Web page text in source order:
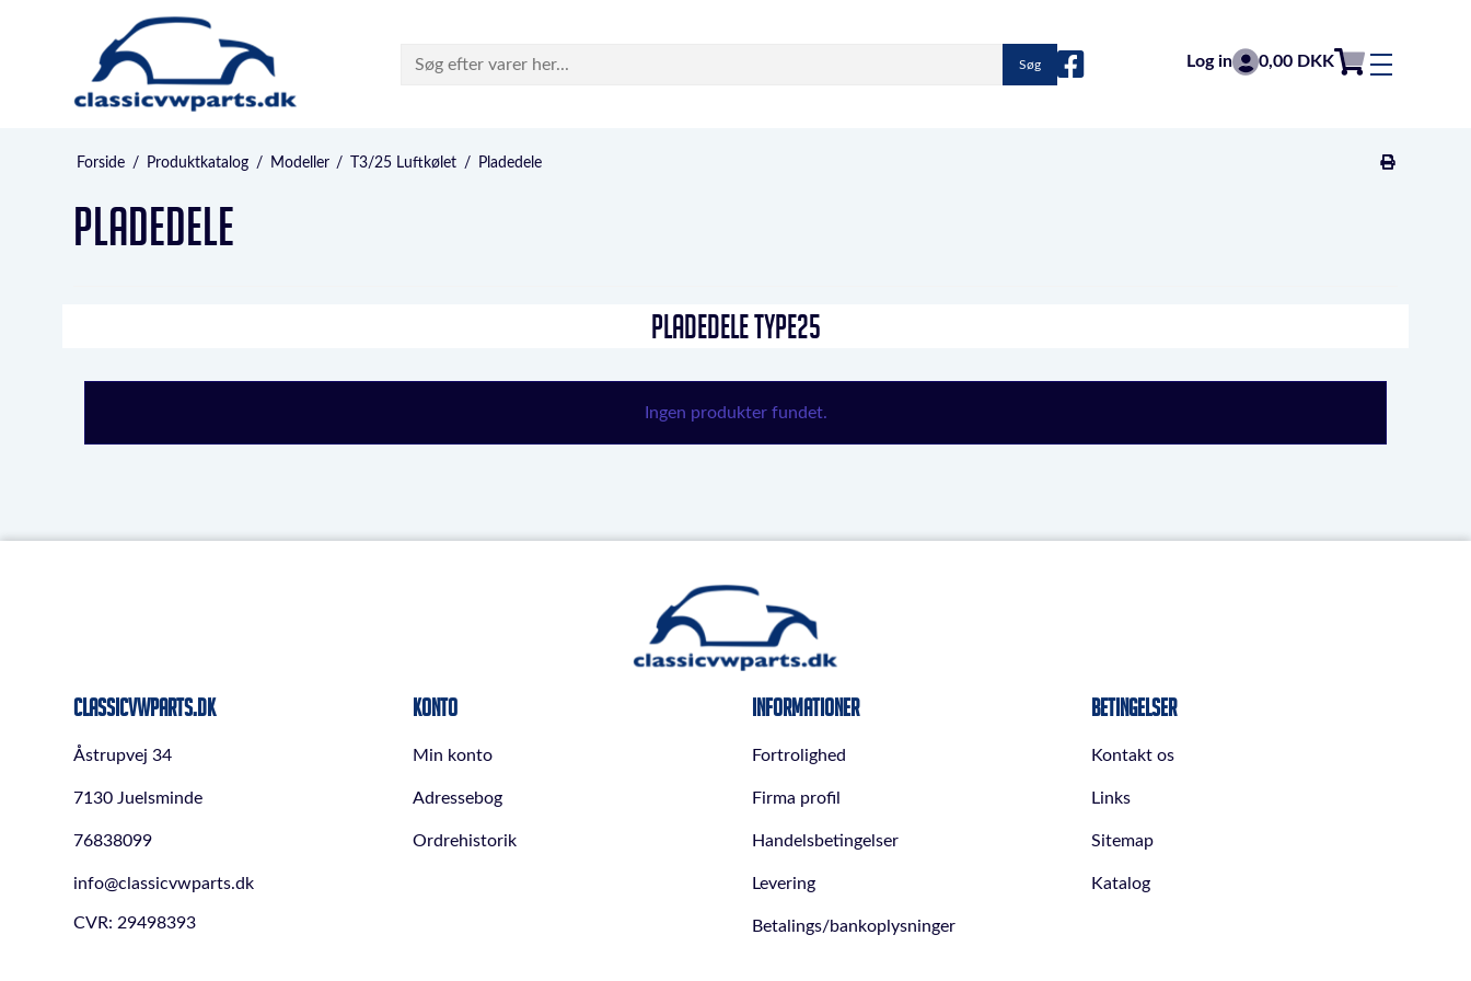
Søg Log in 0,00 DKK
Forside / Produktkatalog / Modeller / T3/25 Luftkølet / Pladedele
Pladedele
PLADEDELE TYPE25
Ingen produkter fundet.
ClassicVWParts.dk
Åstrupvej 34
7130 Juelsminde
76838099
info@classicvwparts.dk
CVR: 29498393
Konto
Min konto
Adressebog
Ordrehistorik
Informationer
Fortrolighed
Firma profil
Handelsbetingelser
Levering
Betalings/bankoplysninger
Betingelser
Kontakt os
Links
Sitemap
Katalog